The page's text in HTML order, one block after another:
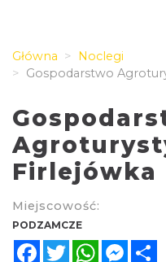
Główna
Noclegi
Gospodarstwo
Firlejówka
Miejscowość:
PODZAMCZE
FacebookTwitterWhatsApp